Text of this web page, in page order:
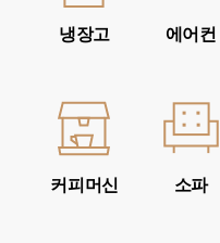
냉장고 에어컨
커피머신 소파